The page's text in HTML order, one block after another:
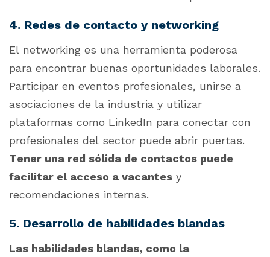
4. Redes de contacto y networking
El networking es una herramienta poderosa
para encontrar buenas oportunidades laborales.
Participar en eventos profesionales, unirse a
asociaciones de la industria y utilizar
plataformas como LinkedIn para conectar con
profesionales del sector puede abrir puertas.
Tener una red sólida de contactos puede
facilitar el acceso a vacantes y
recomendaciones internas.
5. Desarrollo de habilidades blandas
Las habilidades blandas, como la